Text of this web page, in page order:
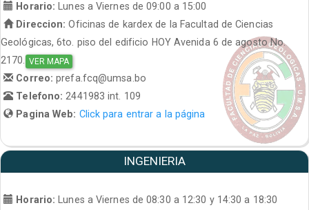
Horario: Lunes a Viernes de 09:00 a 15:00
Direccion: Oficinas de kardex de la Facultad de Ciencias
Geológicas, 6to. piso del edificio HOY Avenida 6 de agosto No.
2170. VER MAPA
Correo:prefa.fcq@umsa.bo
Telefono:2441983 int. 109
Pagina Web: Click para entrar a la página
INGENIERIA
Horario:
Lunes a Viernes de 08:30 a 12:30 y 14:30 a 18:30